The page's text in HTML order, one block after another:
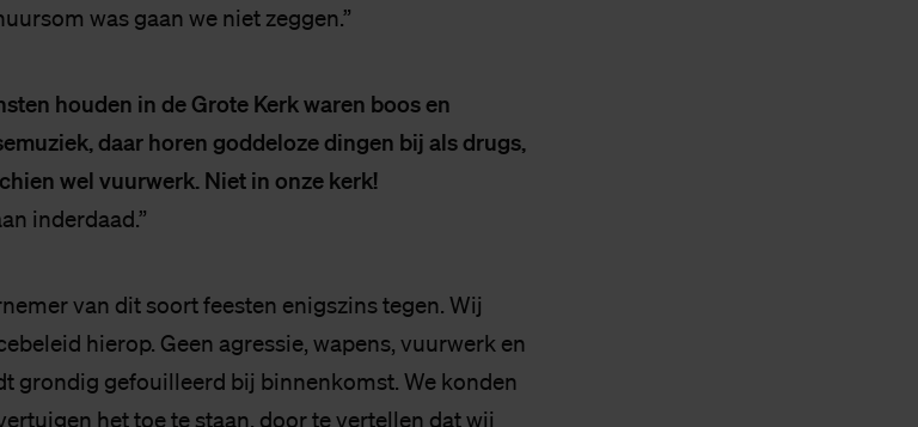
was gaan we niet zeggen.”
houden in de Grote Kerk waren boos en
daar horen goddeloze dingen bij als drugs,
wel vuurwerk. Niet in onze kerk!
inderdaad.”
van dit soort feesten enigszins tegen. Wij
hierop. Geen agressie, wapens, vuurwerk en
grondig gefouilleerd bij binnenkomst. We konden
het toe te staan, door te vertellen dat wij